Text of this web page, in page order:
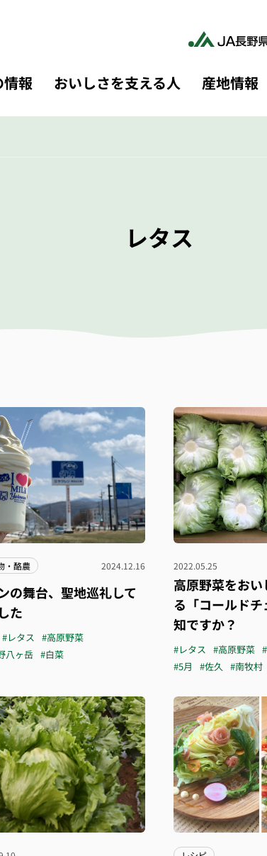
情報 おいしさを支える人 産地情報
レタス
・酪農 2024.12.16
の舞台、聖地巡礼して
た
#レタス #高原野菜
八ヶ岳 #白菜
2022.05.25
高原野菜をお
る「コールド
知ですか？
#レタス #高原野菜
#5月
#佐久 #南牧村